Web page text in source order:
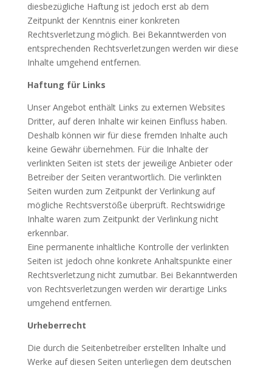
diesbezügliche Haftung ist jedoch erst ab dem
Zeitpunkt der Kenntnis einer konkreten
Rechtsverletzung möglich. Bei Bekanntwerden von
entsprechenden Rechtsverletzungen werden wir diese
Inhalte umgehend entfernen.
Haftung für Links
Unser Angebot enthält Links zu externen Websites
Dritter, auf deren Inhalte wir keinen Einfluss haben.
Deshalb können wir für diese fremden Inhalte auch
keine Gewähr übernehmen. Für die Inhalte der
verlinkten Seiten ist stets der jeweilige Anbieter oder
Betreiber der Seiten verantwortlich. Die verlinkten
Seiten wurden zum Zeitpunkt der Verlinkung auf
mögliche Rechtsverstöße überprüft. Rechtswidrige
Inhalte waren zum Zeitpunkt der Verlinkung nicht
erkennbar.
Eine permanente inhaltliche Kontrolle der verlinkten
Seiten ist jedoch ohne konkrete Anhaltspunkte einer
Rechtsverletzung nicht zumutbar. Bei Bekanntwerden
von Rechtsverletzungen werden wir derartige Links
umgehend entfernen.
Urheberrecht
Die durch die Seitenbetreiber erstellten Inhalte und
Werke auf diesen Seiten unterliegen dem deutschen